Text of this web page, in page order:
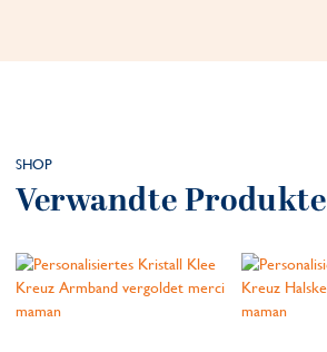
SHOP
Verwandte Produkte